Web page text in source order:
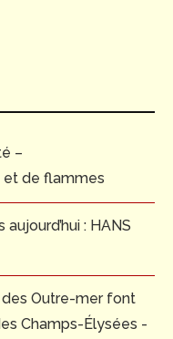
–
de flammes
aujourd’hui : HANS
des Outre-mer font
Champs-Élysées -